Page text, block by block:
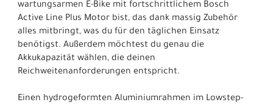
wartungsarmen E-Bike mit fortschrittlichem Bosch
Active Line Plus Motor bist, das dank massig Zubehör
alles mitbringt, was du für den täglichen Einsatz
benötigst. Außerdem möchtest du genau die
Akkukapazität wählen, die deinen
Reichweitenanforderungen entspricht.
Einen hydrogeformten Aluminiumrahmen im Lowstep-